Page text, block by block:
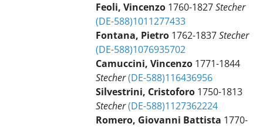
Feoli, Vincenzo 1760-1827Stecher
(DE-588)1011277433
Fontana, Pietro 1762-1837Stecher
(DE-588)1076935702
Camuccini, Vincenzo 1771-1844
Stecher(DE-588)116436956
Silvestrini, Cristoforo 1750-1813
Stecher(DE-588)1127362224
Romero, Giovanni Battista 1770-